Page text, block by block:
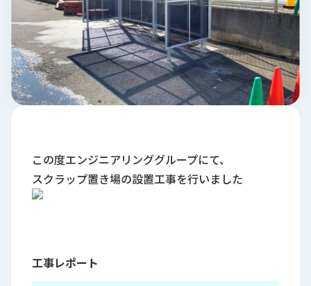
お
ら
せ/
ブ
ロ
報
合
わ
ガ
登
この度エンジニアリンググループにて、
スクラップ置き場の設置工事を行いました
工事レポート